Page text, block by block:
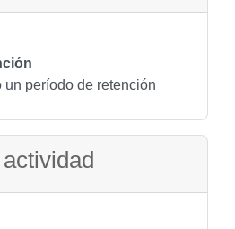
un período de retención